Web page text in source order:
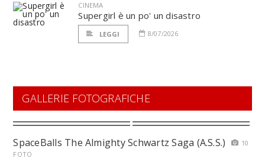
CINEMA
Supergirl è un po' un disastro
LEGGI 8/07/2026
GALLERIE FOTOGRAFICHE
SpaceBalls The Almighty Schwartz Saga (A.S.S.)
10
FOTO